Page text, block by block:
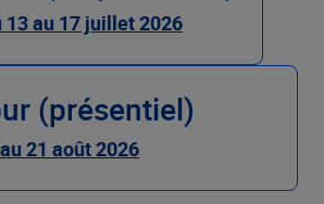
13 au 17 juillet 2026
(présentiel)
21 août 2026